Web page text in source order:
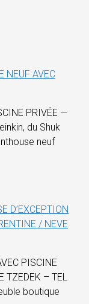
NEUF AVEC
PRIVÉE —
du Shuk
neuf
D’EXCEPTION
/ NEVE
PISCINE
TZEDEK – TEL
boutique